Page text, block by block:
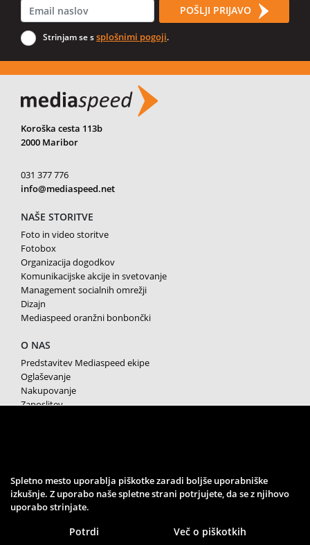
POŠLJI PRIJAVO
Strinjam se ssplošnimi pogoji.
Koroška cesta 113b
2000 Maribor
031 377 776
info@mediaspeed.net
NAŠE STORITVE
Foto in video storitve
Fotobox
Organizacija dogodkov
Komunikacijske akcije in svetovanje
Management socialnih omrežji
Dizajn
Mediaspeed oranžni bonbončki
O NAS
Predstavitev Mediaspeed ekipe
Oglaševanje
Nakupovanje
Zaposlitev
SPREMLJAJTE NAS
Spletno mesto uporablja piškotke zaradi boljše uporabniške
izkušnje. Z uporabo naše spletne strani potrjujete, da se z njihovo
uporabo strinjate.
Potrdi Več o piškotkih